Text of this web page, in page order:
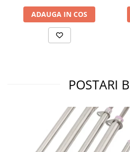
ADAUGA IN COS
POSTARI